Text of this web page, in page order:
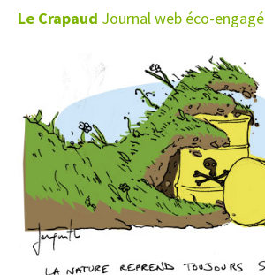
Le Crapaud Journal web éco-engagé